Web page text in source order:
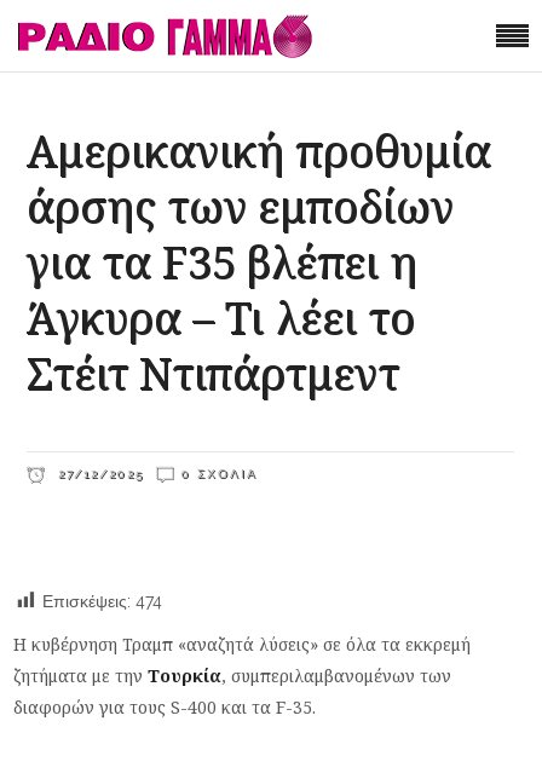
Αμερικανική προθυμία
άρσης των εμποδίων
για τα F35 βλέπει η
Άγκυρα – Τι λέει το
Στέιτ Ντιπάρτμεντ
27/12/2025 0 ΣΧΌΛΙΑ
Επισκέψεις: 474
Η κυβέρνηση Τραμπ «αναζητά λύσεις» σε όλα τα εκκρεμή
ζητήματα με τηνΤουρκία, συμπεριλαμβανομένων των
διαφορών για τους S-400 και τα F-35.